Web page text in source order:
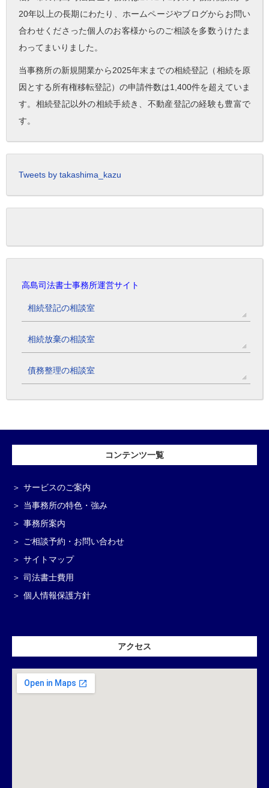
20年以上の長期にわたり、ホームページやブログからお問い
合わせくださった個人のお客様からのご相談を多数うけたま
わってまいりました。
当事務所の新規開業から2025年末までの相続登記（相続を原
因とする所有権移転登記）の申請件数は1,400件を超えていま
す。相続登記以外の相続手続き、不動産登記の経験も豊富で
す。
Tweets by takashima_kazu
高島司法書士事務所運営サイト
相続登記の相談室
相続放棄の相談室
債務整理の相談室
コンテンツ一覧
サービスのご案内
当事務所の特色・強み
事務所案内
ご相談予約・お問い合わせ
サイトマップ
司法書士費用
個人情報保護方針
アクセス